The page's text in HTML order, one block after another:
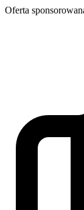
Oferta